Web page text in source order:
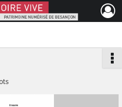
numérisé de Besançon